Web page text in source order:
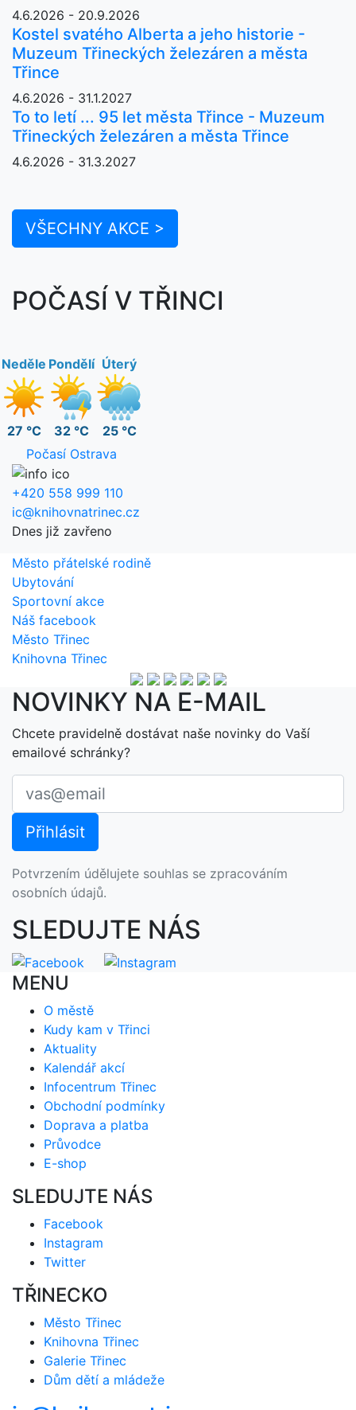
4.6.2026 - 20.9.2026
Kostel svatého Alberta a jeho historie -
Muzeum Třineckých železáren a města
Třince
4.6.2026 - 31.1.2027
To to letí ... 95 let města Třince - Muzeum
Třineckých železáren a města Třince
4.6.2026 - 31.3.2027
VŠECHNY AKCE >
POČASÍ V TŘINCI
Neděle
27 °C
Pondělí
32 °C
Úterý
25 °C
Počasí Ostrava
+420 558 999 110
ic@knihovnatrinec.cz
Dnes již zavřeno
Město přátelské rodině
Ubytování
Sportovní akce
Náš facebook
Město Třinec
Knihovna Třinec
NOVINKY NA E-MAIL
Chcete pravidelně dostávat naše novinky do Vaší
emailové schránky?
Potvrzením údělujete souhlas se zpracováním
osobních údajů.
SLEDUJTE NÁS
MENU
O městě
Kudy kam v Třinci
Aktuality
Kalendář akcí
Infocentrum Třinec
Obchodní podmínky
Doprava a platba
Průvodce
E-shop
SLEDUJTE NÁS
Facebook
Instagram
Twitter
TŘINECKO
Město Třinec
Knihovna Třinec
Galerie Třinec
Dům dětí a mládeže